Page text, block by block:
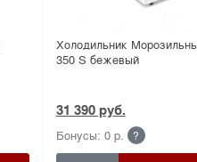
Холодильник
350 S бежевый
31 390 руб.
Бонусы: 0 р. ?